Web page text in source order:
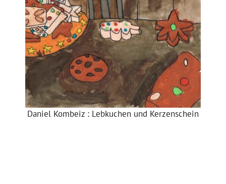
Daniel Kombeiz : Lebkuchen und Kerzenschein